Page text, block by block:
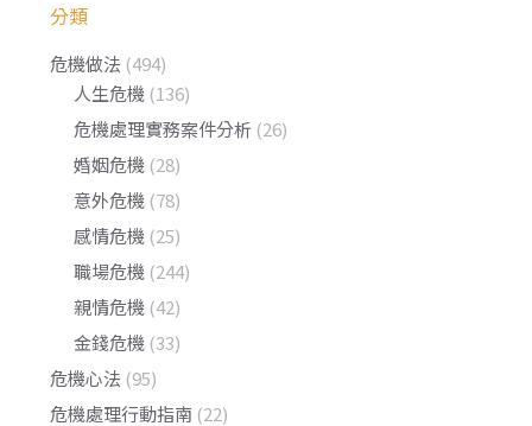
分類
危機做法 (494)
人生危機 (136)
危機處理實務案件分析 (26)
婚姻危機 (28)
意外危機 (78)
感情危機 (25)
職場危機 (244)
親情危機 (42)
金錢危機 (33)
危機心法 (95)
危機處理行動指南 (22)